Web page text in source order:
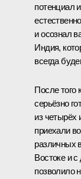
потенциал
и осознал
Индия,
всегда
После того
серьёзно
из четырёх
приехали
различных
Востоке и
позволило